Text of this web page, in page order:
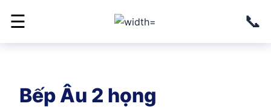
☰ 📞
Bếp Âu 2 họng